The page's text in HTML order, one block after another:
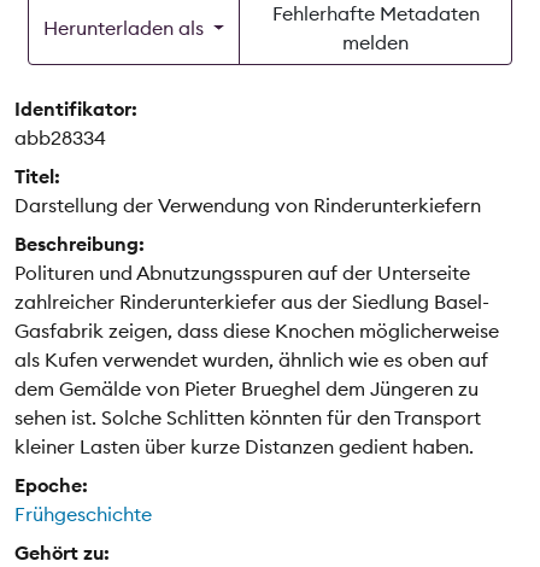
Herunterladen als
Fehlerhafte Metadaten
melden
Identifikator:
abb28334
Titel:
Darstellung der Verwendung von Rinderunterkiefern
Beschreibung:
Polituren und Abnutzungsspuren auf der Unterseite
zahlreicher Rinderunterkiefer aus der Siedlung Basel-
Gasfabrik zeigen, dass diese Knochen möglicherweise
als Kufen verwendet wurden, ähnlich wie es oben auf
dem Gemälde von Pieter Brueghel dem Jüngeren zu
sehen ist. Solche Schlitten könnten für den Transport
kleiner Lasten über kurze Distanzen gedient haben.
Epoche:
Frühgeschichte
Gehört zu: